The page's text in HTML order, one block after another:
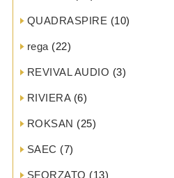
QUADRASPIRE (10)
rega (22)
REVIVAL AUDIO (3)
RIVIERA(6)
ROKSAN (25)
SAEC (7)
SFORZATO (13)